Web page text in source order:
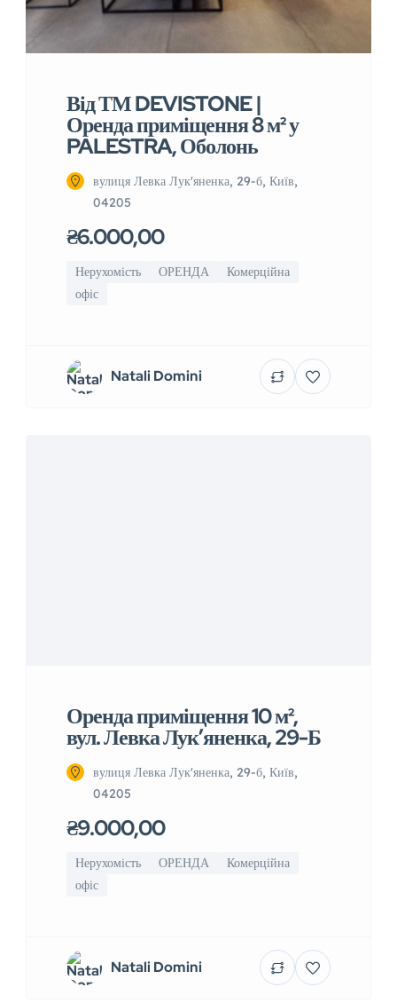
Від ТМ DEVISTONE |
Оренда приміщення 8 м² у
PALESTRA, Оболонь
вулиця Левка Лук'яненка, 29-б, Київ,
04205
₴6.000,00
Нерухомість ОРЕНДА
Комерційна
офіс
Natali Domini
Оренда приміщення 10 м²,
вул. Левка Лукʼяненка, 29-Б
вулиця Левка Лук'яненка, 29-б, Київ,
04205
₴9.000,00
Нерухомість ОРЕНДА
Комерційна
офіс
Natali Domini